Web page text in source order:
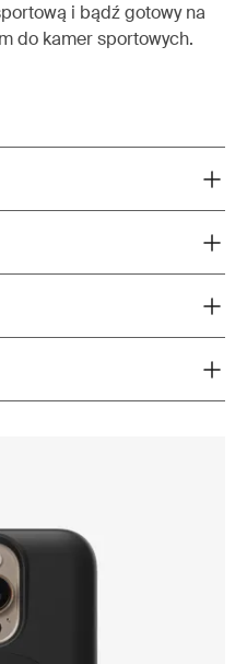
i bądź gotowy na
do kamer sportowych.